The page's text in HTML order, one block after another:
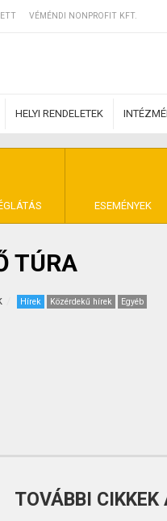
VÉMÉNDI NONPROFIT KFT.
HELYI RENDELETEK
ESEMÉNYEK
TÚRA
Hírek Közérdekű hírek Egyéb
TOVÁBBI CIKKEK